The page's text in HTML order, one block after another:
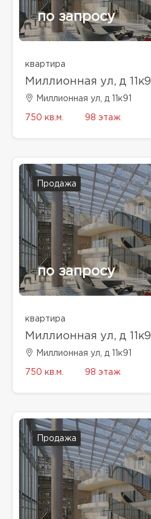
по запросу
квартира
Миллионная ул, д 11к91
Миллионная ул, д 11к91
750 кв.м. 98 этаж
Продажа
по запросу
квартира
Миллионная ул, д 11к91
Миллионная ул, д 11к91
750 кв.м. 98 этаж
Продажа